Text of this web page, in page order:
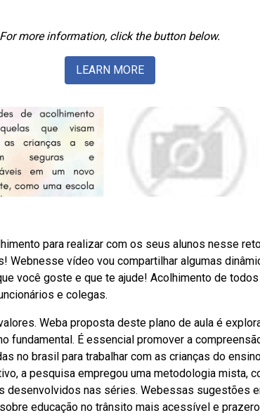
For more information, click the button below.
LEARN MORE
para realizar com os seus alunos nesse
Webnesse vídeo vou compartilhar algumas
você goste e que te ajude! Acolhimento de
e colegas.
Weba proposta deste plano de aula é
fundamental. É essencial promover a
no brasil para trabalhar com as crianças do
a pesquisa empregou uma metodologia mista,
desenvolvidos nas séries. Webessas sugestões
educação no trânsito mais acessível e